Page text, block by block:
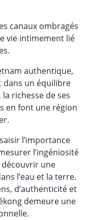
canaux ombragés
vie intimement lié
authentique,
dans un équilibre
richesse de ses
en font une région
l’importance
l’ingéniosité
une
l’eau et la terre.
d’authenticité et
demeure une